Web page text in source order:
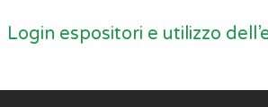
Login espositori e utilizzo